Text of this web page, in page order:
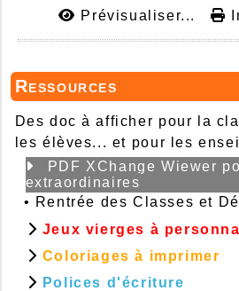
Prévisualiser...
Ressources
Des doc à afficher pour la
les élèves... et pour les
PDF XChange Wiewer
extraordinaires
• Rentrée des Classes et
Jeux vierges à
Coloriages à imprimer
Polices d'écriture